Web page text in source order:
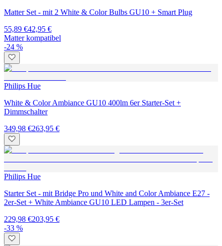
Matter Set - mit 2 White & Color Bulbs GU10 + Smart Plug
55,89 €42,95 €
Matter kompatibel
-24 %
Philips Hue
White & Color Ambiance GU10 400lm 6er Starter-Set +
Dimmschalter
349,98 €263,95 €
Philips Hue
Starter Set - mit Bridge Pro und White and Color Ambiance E27 -
2er-Set + White Ambiance GU10 LED Lampen - 3er-Set
229,98 €203,95 €
-33 %